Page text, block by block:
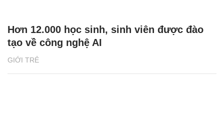
GIỚI TRẺ
Hơn 12.000 học sinh, sinh viên được đào
tạo về công nghệ AI